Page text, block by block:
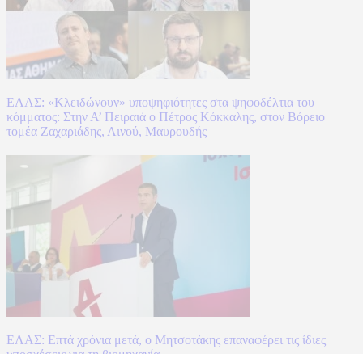
ΕΛΑΣ: «Κλειδώνουν» υποψηφιότητες στα ψηφοδέλτια του
κόμματος: Στην Α’ Πειραιά ο Πέτρος Κόκκαλης, στον Βόρειο
τομέα Ζαχαριάδης, Λινού, Μαυρουδής
ΕΛΑΣ: Επτά χρόνια μετά, ο Μητσοτάκης επαναφέρει τις ίδιες